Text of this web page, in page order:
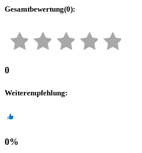
Gesamtbewertung(0):
0
Weiterempfehlung:
0%